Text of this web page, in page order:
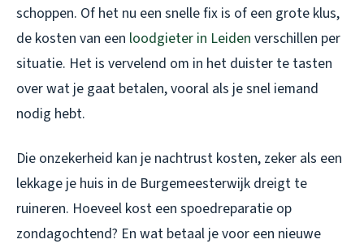
schoppen. Of het nu een snelle fix is of een grote klus,
de kosten van een loodgieter in Leiden verschillen per
situatie. Het is vervelend om in het duister te tasten
over wat je gaat betalen, vooral als je snel iemand
nodig hebt.
Die onzekerheid kan je nachtrust kosten, zeker als een
lekkage je huis in de Burgemeesterwijk dreigt te
ruineren. Hoeveel kost een spoedreparatie op
zondagochtend? En wat betaal je voor een nieuwe